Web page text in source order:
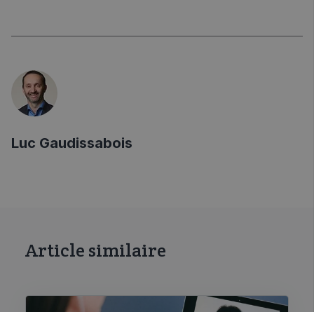
Luc Gaudissabois
Article similaire